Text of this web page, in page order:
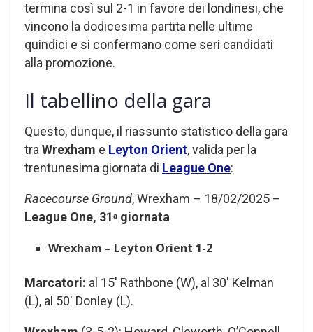
termina così sul 2-1 in favore dei londinesi, che
vincono la dodicesima partita nelle ultime
quindici e si confermano come seri candidati
alla promozione.
Il tabellino della gara
Questo, dunque, il riassunto statistico della gara
traWrexham e Leyton Orient, valida per la
trentunesima giornata di League One:
Racecourse Ground, Wrexham – 18/02/2025 –
League One, 31 a giornata
Wrexham – Leyton Orient 1-2
Marcatori: al 15′ Rathbone (W), al 30′ Kelman
(L), al 50′ Donley (L).